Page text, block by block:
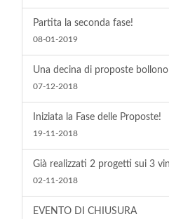
Partita la seconda fase!
08-01-2019
Una decina di proposte
07-12-2018
Iniziata la Fase delle Proposte!
19-11-2018
Già realizzati 2 progetti sui 3
02-11-2018
EVENTO DI CHIUSURA